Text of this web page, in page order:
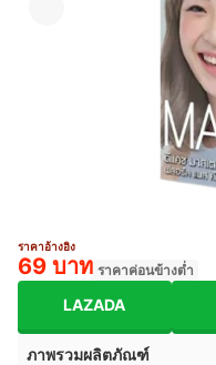
ราคาอ้างอิง
69 บาท ราคาค่อนข้างต่ำ
LAZADA
ภาพรวมผลิตภัณฑ์